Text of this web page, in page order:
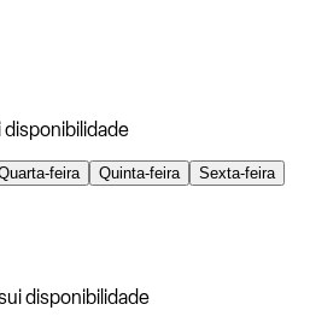
disponibilidade
feira Quinta-feira
Sexta-feira
disponibilidade